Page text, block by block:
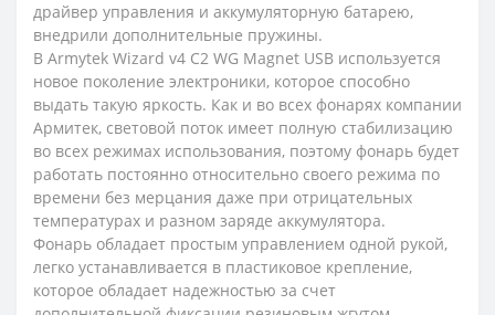
драйвер управления и аккумуляторную батарею,
внедрили дополнительные пружины.
В Armytek Wizard v4 C2 WG Magnet USB используется
новое поколение электроники, которое способно
выдать такую яркость. Как и во всех фонарях компании
Армитек, световой поток имеет полную стабилизацию
во всех режимах использования, поэтому фонарь будет
работать постоянно относительно своего режима по
времени без мерцания даже при отрицательных
температурах и разном заряде аккумулятора.
Фонарь обладает простым управлением одной рукой,
легко устанавливается в пластиковое крепление,
которое обладает надежностью за счет